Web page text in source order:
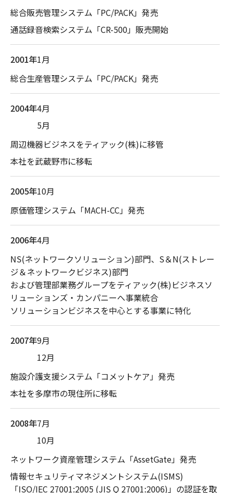
総合販売管理システム「PC/PACK」発売
通話録音検索システム「CR-500」販売開始
2001年1月
総合生産管理システム「PC/PACK」発売
2004年4月
5月
周辺機器ビジネスをティアック(株)に移管
本社を武蔵野市に移転
2005年10月
原価管理システム「MACH-CC」発売
2006年4月
NS(ネットワークソリューション)部門、S＆N(ストレー
ジ＆ネットワークビジネス)部門
および管理部業務グループをティアック(株)ビジネスソ
リューションズ・カンパニーへ事業統合
ソリューションビジネスを中心とする事業に特化
2007年9月
12月
施設介護支援システム「コメットケア」発売
本社を多摩市の現住所に移転
2008年7月
10月
ネットワーク資産管理システム「AssetGate」発売
情報セキュリティマネジメントシステム(ISMS)
「ISO/IEC 27001:2005 (JIS Q 27001:2006)」の認証を取